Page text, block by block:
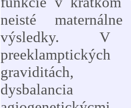
neisté
výsledky. V
graviditách,
dysbalancia